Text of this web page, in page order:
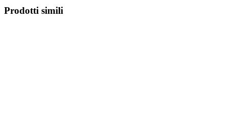
Prodotti simili